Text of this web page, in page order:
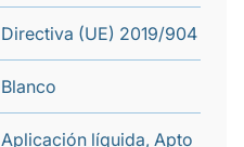
Directiva (UE) 2019/904
Blanco
Aplicación líquida, Apto